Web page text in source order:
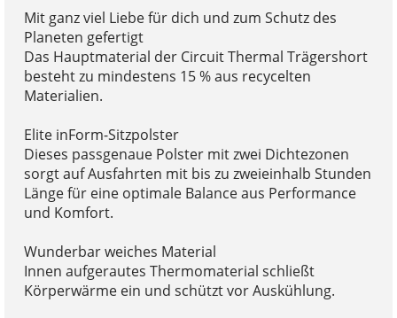
Mit ganz viel Liebe für dich und zum Schutz des
Planeten gefertigt
Das Hauptmaterial der Circuit Thermal Trägershort
besteht zu mindestens 15 % aus recycelten
Materialien.
Elite inForm-Sitzpolster
Dieses passgenaue Polster mit zwei Dichtezonen
sorgt auf Ausfahrten mit bis zu zweieinhalb Stunden
Länge für eine optimale Balance aus Performance
und Komfort.
Wunderbar weiches Material
Innen aufgerautes Thermomaterial schließt
Körperwärme ein und schützt vor Auskühlung.